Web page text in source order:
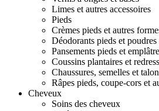
Limes et autres accessoires
Pieds
Crèmes pieds et autres
Déodorants pieds et poudres
Pansements pieds et
Coussins plantaires et
Chaussures, semelles et
Râpes pieds, coupe-cors et
Cheveux
Soins des cheveux